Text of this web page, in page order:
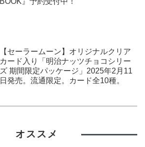
【セーラームーン】オリジナルクリア
カード入り「明治ナッツチョコシリー
ズ 期間限定パッケージ」2025年2月11
日発売。流通限定。カード全10種。
オススメ